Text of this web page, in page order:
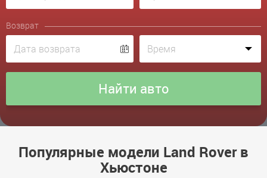
Возврат
Популярные модели Land Rover в
Хьюстоне